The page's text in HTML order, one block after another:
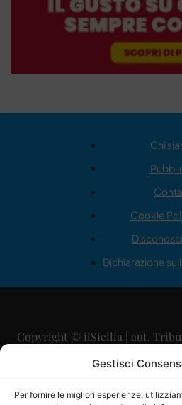
Gestisci
Per fornire le migliori esperienze,
Chi
Cookie
Dichiarazione
Copyright © ilSicilia | aut.
29/09/2015